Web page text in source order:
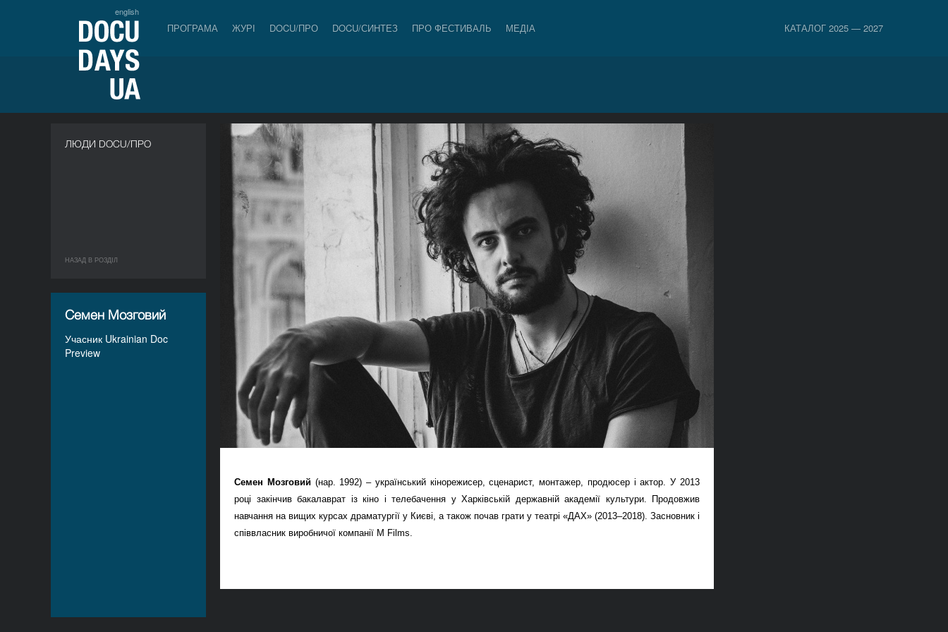
english
ПРОГРАМА ЖУРІ DOCU/ПРО DOCU/СИНТЕЗ ПРО ФЕСТИВАЛЬ МЕДІА КАТАЛОГ 2025 — 2027
ЛЮДИ DOCU/ПРО
НАЗАД В РОЗДIЛ
Семен Мозговий
Учасник Ukrainian Doc
Preview
Семен Мозговий (нар. 1992) – український кінорежисер, сценарист, монтажер, продюсер і актор. У 2013
році закінчив бакалаврат із кіно і телебачення у Харківській державній академії культури. Продовжив
навчання на вищих курсах драматургії у Києві, а також почав грати у театрі «ДАХ» (2013–2018). Засновник і
співвласник виробничої компанії M Films.